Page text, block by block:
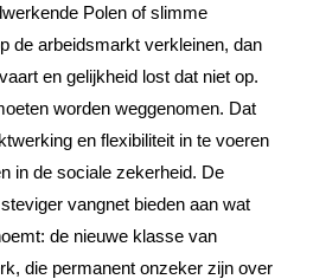
Polen of slimme
de arbeidsmarkt verkleinen, dan
en gelijkheid lost dat niet op.
worden weggenomen. Dat
en flexibiliteit in te voeren
in de sociale zekerheid. De
vangnet bieden aan wat
de nieuwe klasse van
die permanent onzeker zijn over